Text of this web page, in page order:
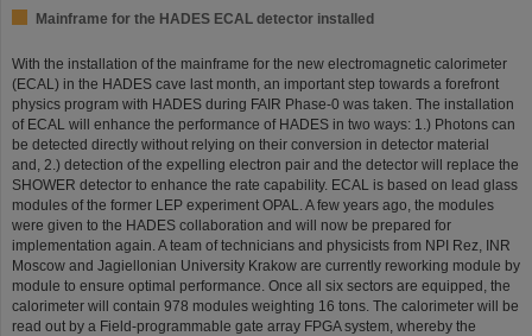
Mainframe for the HADES ECAL detector installed
With the installation of the mainframe for the new electromagnetic calorimeter
(ECAL) in the HADES cave last month, an important step towards a forefront
physics program with HADES during FAIR Phase-0 was taken. The installation
of ECAL will enhance the performance of HADES in two ways: 1.) Photons can
be detected directly without relying on their conversion in detector material
and, 2.) detection of the expelling electron pair and the detector will replace the
SHOWER detector to enhance the rate capability. ECAL is based on lead glass
modules of the former LEP experiment OPAL. A few years ago, the modules
were given to the HADES collaboration and will now be prepared for
implementation again. A team of technicians and physicists from NPI Rez, INR
Moscow and Jagiellonian University Krakow are currently reworking module by
module to ensure optimal performance. Once all six sectors are equipped, the
calorimeter will contain 978 modules weighting 16 tons. The calorimeter will be
read out by a Field-programmable gate array FPGA system, whereby the